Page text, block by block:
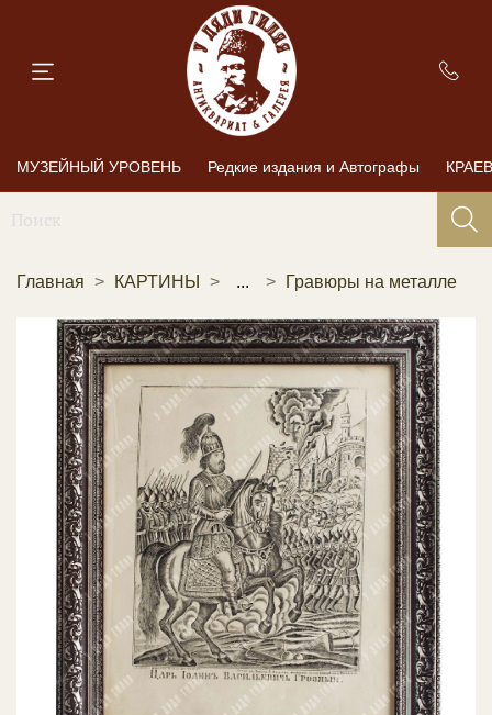
МУЗЕЙНЫЙ УРОВЕНЬ Редкие издания и Автографы
Главная КАРТИНЫ ... Гравюры на металле